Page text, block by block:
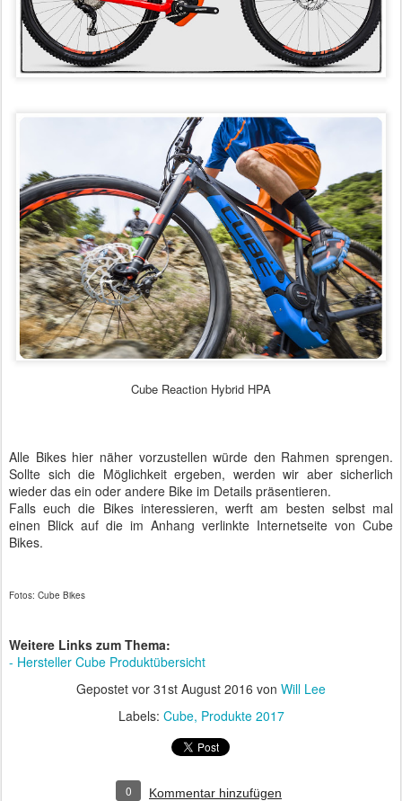
Cube Reaction Hybrid HPA
Alle Bikes hier näher vorzustellen würde den Rahmen sprengen.
Sollte sich die Möglichkeit ergeben, werden wir aber sicherlich
wieder das ein oder andere Bike im Details präsentieren.
Falls euch die Bikes interessieren, werft am besten selbst mal
einen Blick auf die im Anhang verlinkte Internetseite von Cube
Bikes.
Fotos: Cube Bikes
Weitere Links zum Thema:
- Hersteller Cube Produktübersicht
Gepostet vor 31st August 2016 von Will Lee
Labels: Cube Produkte 2017
0 Kommentar hinzufügen